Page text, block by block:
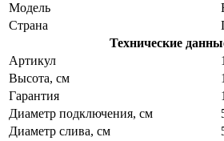
Модель
Страна
Технические
Артикул
Высота, см
Гарантия
Диаметр подключения, см
Диаметр слива, см